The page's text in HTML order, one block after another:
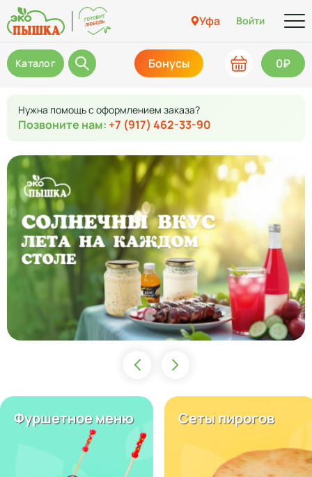
Уфа Войти
Каталог Бонусы 0₽
Нужна помощь с оформлением заказа?
Позвоните нам: +7 (917) 462-33-90
Фуршетное меню Сеты пирогов